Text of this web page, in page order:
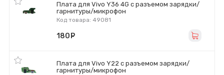
Плата для Vivo Y36 4G с разъемом зарядки/
гарнитуры/микрофон
Код товара: 49081
180
Плата для Vivo Y22 с разъемом зарядки/
гарнитуры/микрофон